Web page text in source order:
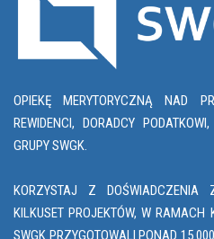
OPIEKĘ MERYTORYCZNĄ NAD
REWIDENCI, DORADCY
GRUPY SWGK.
KORZYSTAJ Z DOŚWIADCZENIA
KILKUSET PROJEKTÓW, W RAMACH
SWGK PRZYGOTOWALI PONAD